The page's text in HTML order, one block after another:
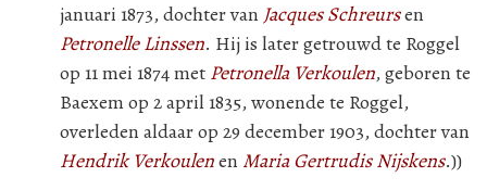
januari 1873, dochter van Jacques Schreursen
Petronelle Linssen. Hij is later getrouwd te Roggel
op 11 mei 1874 met Petronella Verkoulen, geboren te
Baexem op 2 april 1835, wonende te Roggel,
overleden aldaar op 29 december 1903, dochter van
Hendrik Verkoulenen Maria Gertrudis Nijskens.))